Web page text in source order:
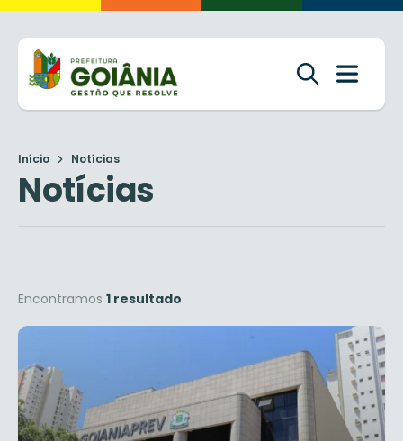
Início Notícias
Notícias
Encontramos 1 resultado